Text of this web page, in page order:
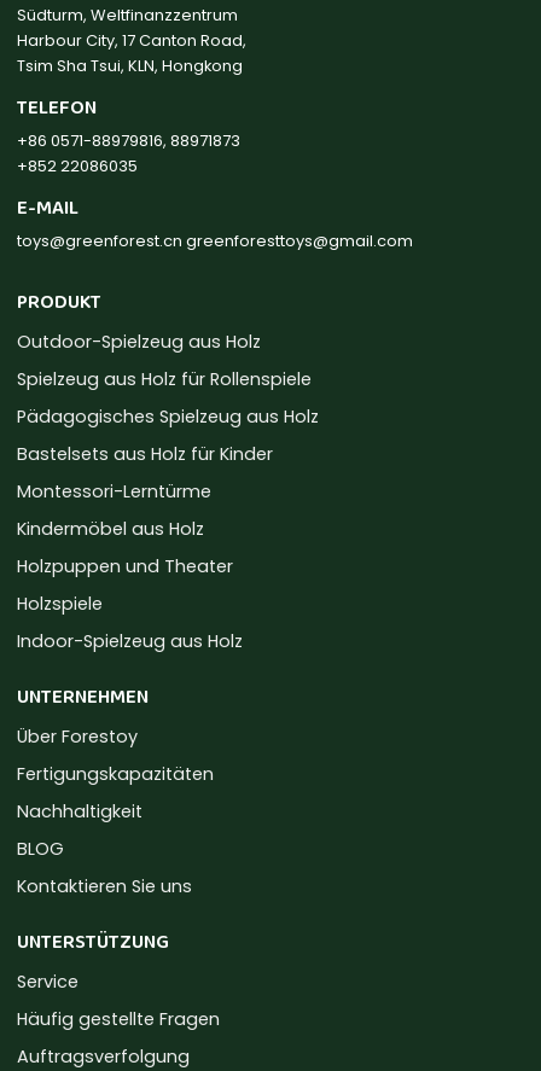
Südturm, Weltfinanzzentrum
Harbour City, 17 Canton Road,
Tsim Sha Tsui, KLN, Hongkong
TELEFON
+86 0571-88979816, 88971873
+852 22086035
E-MAIL
toys@greenforest.cn greenforesttoys@gmail.com
PRODUKT
Outdoor-Spielzeug aus Holz
Spielzeug aus Holz für Rollenspiele
Pädagogisches Spielzeug aus Holz
Bastelsets aus Holz für Kinder
Montessori-Lerntürme
Kindermöbel aus Holz
Holzpuppen und Theater
Holzspiele
Indoor-Spielzeug aus Holz
UNTERNEHMEN
Über Forestoy
Fertigungskapazitäten
Nachhaltigkeit
BLOG
Kontaktieren Sie uns
UNTERSTÜTZUNG
Service
Häufig gestellte Fragen
Auftragsverfolgung